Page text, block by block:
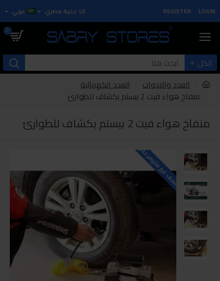
LOGIN
REGISTER
LE جنية مصري عربي
0
الكل
العدد والادوات
العدد الكهربائية
منفاخ هواء فيت 2 بيستم بكشاف للطوارئ
منفاخ هواء فيت 2 بيستم بكشاف للطوارئ
للاسف غير متوفر حاليا